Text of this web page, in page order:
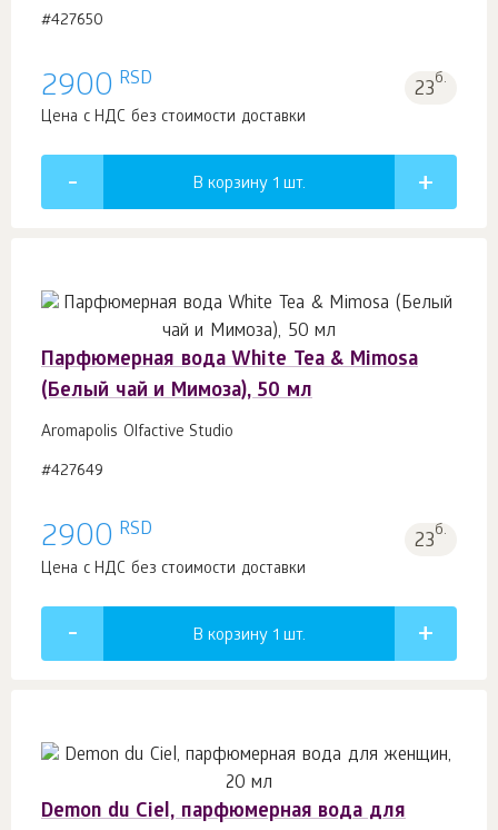
#427650
2900 RSD 23б.
Цена с НДС без стоимости доставки
В корзину 1 шт.
Парфюмерная вода White Tea & Mimosa
(Белый чай и Мимоза), 50 мл
Aromapolis Olfactive Studio
#427649
2900 RSD 23б.
Цена с НДС без стоимости доставки
В корзину 1 шт.
Demon du Ciel, парфюмерная вода для